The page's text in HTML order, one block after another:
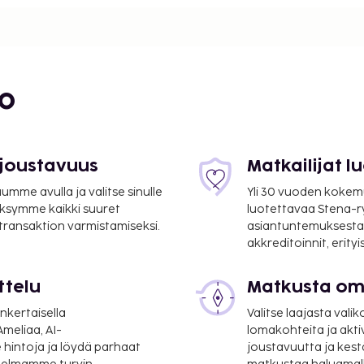
/ 5,5 mi
mi
auki oleva vastaanotto
seuraavat
avulla ja valitse sinulle
kaikki suuret
varmistamiseksi.
Matkailijat
Yli 30 vuoden
luotettavaa Stena-
akkreditoinnit,
AI-
ja löydä parhaat
Matkusta
Valitse laajasta
lomakohteita ja
joustavuutta ja